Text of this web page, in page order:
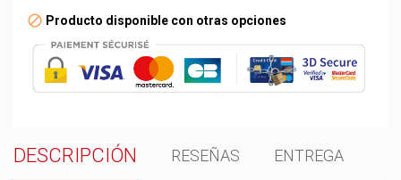
Producto disponible con otras opciones
DESCRIPCIÓN RESEÑAS ENTREGA